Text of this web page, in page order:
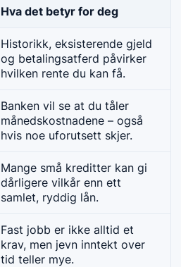
Hva det betyr for deg
Historikk, eksisterende gjeld
og betalingsatferd påvirker
hvilken rente du kan få.
Banken vil se at du tåler
månedskostnadene – også
hvis noe uforutsett skjer.
Mange små kreditter kan gi
dårligere vilkår enn ett
samlet, ryddig lån.
Fast jobb er ikke alltid et
krav, men jevn inntekt over
tid teller mye.